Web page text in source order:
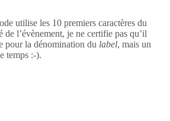
utilise les 10 premiers caractères du
l’évènement, je ne certifie pas qu’il
pour la dénomination du label, mais un
temps :-).